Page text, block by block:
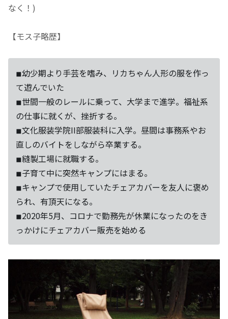
なく！)
【モス子略歴】
◾︎幼少期より手芸を嗜み、リカちゃん人形の服を作っ
て遊んでいた
◾︎世間一般のレールに乗って、大学まで進学。福祉系
の仕事に就くが、挫折する。
◾︎文化服装学院II部服装科に入学。昼間は事務系やお
直しのバイトをしながら卒業する。
◾︎縫製工場に就職する。
◾︎子育て中に突然キャンプにはまる。
◾︎キャンプで使用していたチェアカバーを友人に褒め
られ、有頂天になる。
◾︎2020年5月、コロナで勤務先が休業になったのをき
っかけにチェアカバー販売を始める